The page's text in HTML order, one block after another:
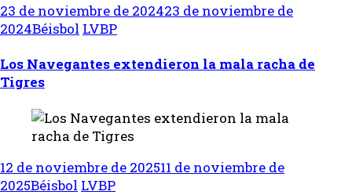
23 de noviembre de 202423 de noviembre de
2024Béisbol LVBP
Los Navegantes extendieron la mala racha de
Tigres
12 de noviembre de 202511 de noviembre de
2025Béisbol LVBP